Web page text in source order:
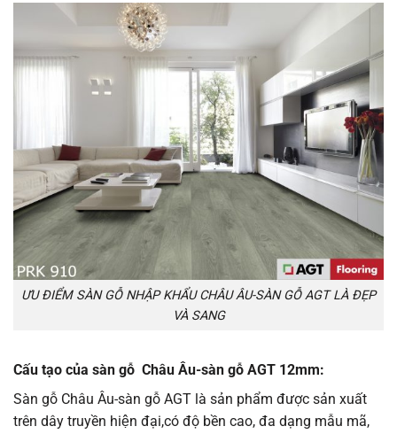
ƯU ĐIỂM SÀN GỖ NHẬP KHẨU CHÂU ÂU-SÀN GỖ AGT LÀ ĐẸP
VÀ SANG
Cấu tạo của sàn gỗ Châu Âu-sàn gỗ AGT 12mm:
Sàn gỗ Châu Âu-sàn gỗ AGT là sản phẩm được sản xuất
trên dây truyền hiện đại,có độ bền cao, đa dạng mẫu mã,